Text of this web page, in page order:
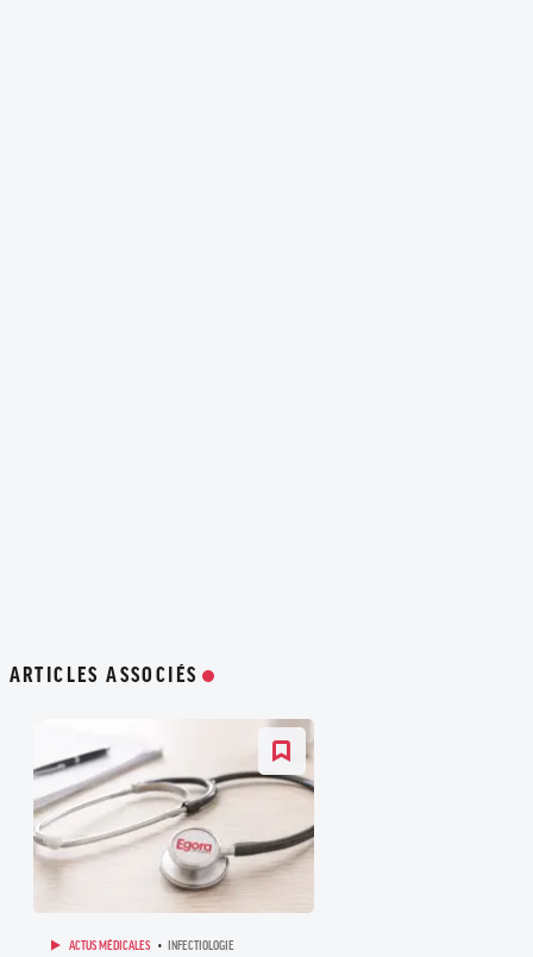
ARTICLES ASSOCIÉS
ACTUS MÉDICALES INFECTIOLOGIE